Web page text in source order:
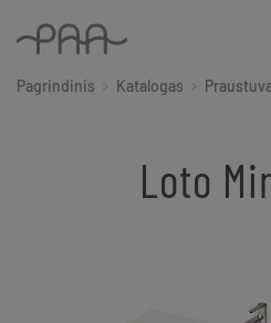
Pagrindinis Katalogas
Loto